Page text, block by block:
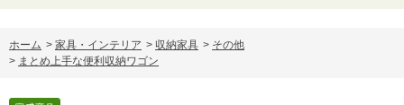
ホーム > 家具・インテリア > 収納家具 > その他
> まとめ上手な便利収納ワゴン